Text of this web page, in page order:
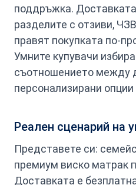
поддръжка.
разделите с отзиви,
правят покупката по-
Умните купувачи
съотношението между
персонализирани
Реален сценарий на
Представете си:
премиум виско матрак
Доставката е